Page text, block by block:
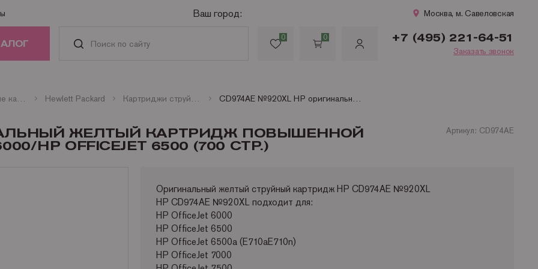
Ваш город: Москва, м. Савеловская
0 0 +7 (495) 221-64-51
Заказать звонок
Оригинальные картриджи Hewlett Packard Картриджи струйные и плоттерные HP CD974AE №920XL HP оригинальный желтый картридж повышенной емкости для HP OfficeJet 6000/HP OfficeJet 6500 (700 стр.)
ЖЕЛТЫЙ КАРТРИДЖ ПОВЫШЕННОЙ
HP OFFICEJET 6500 (700 СТР.)
Артикул: CD974AE
Оригинальный желтый струйный картридж HP CD974AE №920XL
HP CD974AE №920XL подходит для:
HP OfficeJet 6000
HP OfficeJet 6500
HP OfficeJet 6500a (E710aE710n)
HP OfficeJet 7000